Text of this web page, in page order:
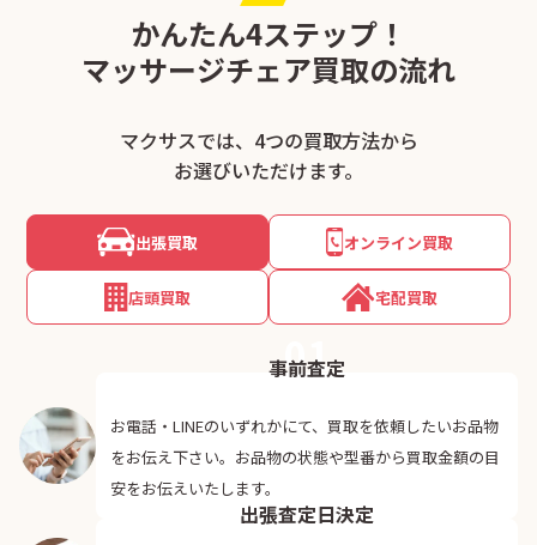
かんたん4ステップ！
マッサージチェア買取の流れ
マクサスでは、4つの買取方法から
お選びいただけます。
出張買取 オンライン買取
店頭買取 宅配買取
01
事前査定
お電話・LINEのいずれかにて、買取を依頼したいお品物
をお伝え下さい。お品物の状態や型番から買取金額の目
安をお伝えいたします。
02
出張査定日決定